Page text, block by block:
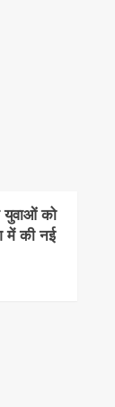
युवाओं को
में की नई